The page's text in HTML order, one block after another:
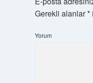
Gerekli alanlar*
Yorum